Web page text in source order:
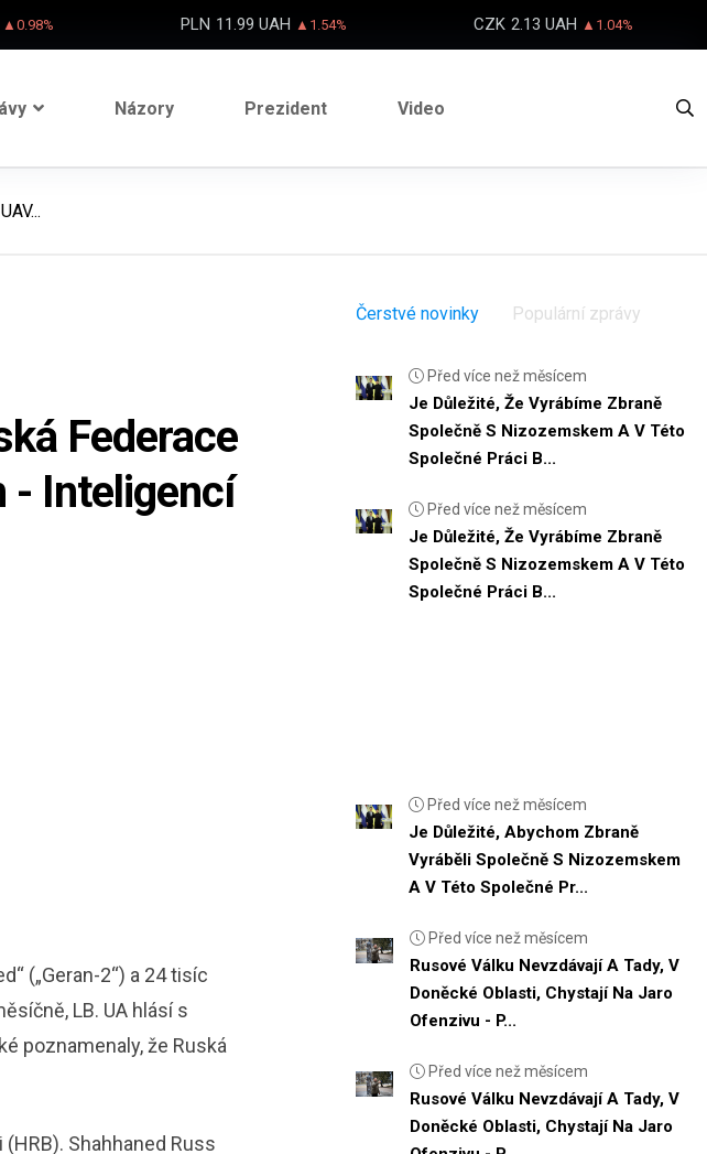
▲0.98% PLN 11.99 UAH ▲1.54% CZK 2.13 UAH ▲1.04%
Názory Prezident Video
Federace
- Inteligencí
(„Geran-2“) a 24 tisíc
LB. UA hlásí s
poznamenaly, že Ruská
Shahhaned Russ
Čerstvé novinky Populární zprávy
Před více než měsícem
Je Důležité, Že Vyrábíme Zbraně
Společně S Nizozemskem A V Této
Společné Práci B...
Před více než měsícem
Je Důležité, Že Vyrábíme Zbraně
Společně S Nizozemskem A V Této
Společné Práci B...
Před více než měsícem
Je Důležité, Abychom Zbraně
Vyráběli Společně S Nizozemskem
A V Této Společné Pr...
Před více než měsícem
Rusové Válku Nevzdávají A Tady, V
Doněcké Oblasti, Chystají Na Jaro
Ofenzivu - P...
Před více než měsícem
Rusové Válku Nevzdávají A Tady, V
Doněcké Oblasti, Chystají Na Jaro